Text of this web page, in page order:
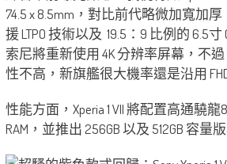
74.5 x 8.5mm，對比前代略微加寬加
援 LTPO 技術以及 19.5：9 比例的 6.5
索尼將重新使用 4K 分辨率屏幕，不
性不高，新旗艦很大機率還是沿用
性能方面，Xperia 1 VII 將配置高通驍龍
RAM，並推出 256GB 以及 512GB 容量